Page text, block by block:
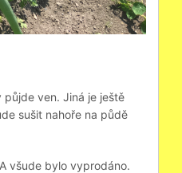
ven. Jiná je ještě
sušit nahoře na půdě
všude bylo vyprodáno.